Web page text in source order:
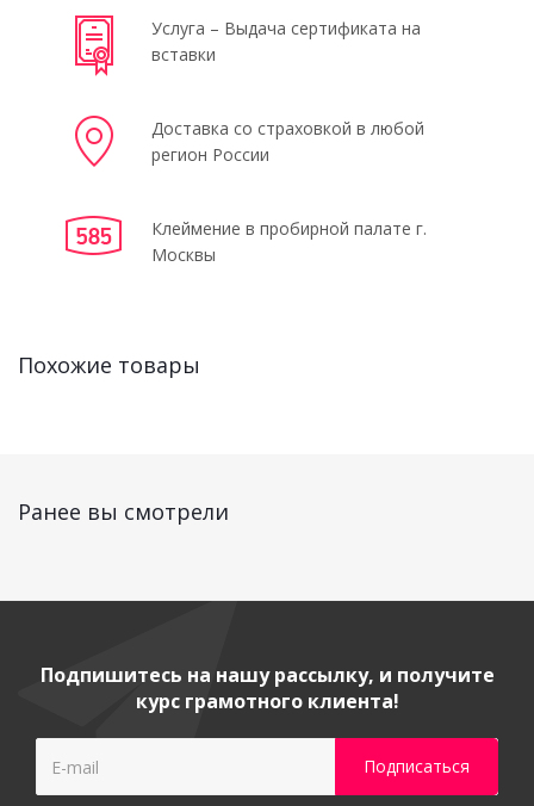
Услуга – Выдача сертификата на
вставки
Доставка со страховкой в любой
регион России
Клеймение в пробирной палате г.
Москвы
Похожие товары
Ранее вы смотрели
Подпишитесь на нашу рассылку, и получите
курс грамотного клиента!